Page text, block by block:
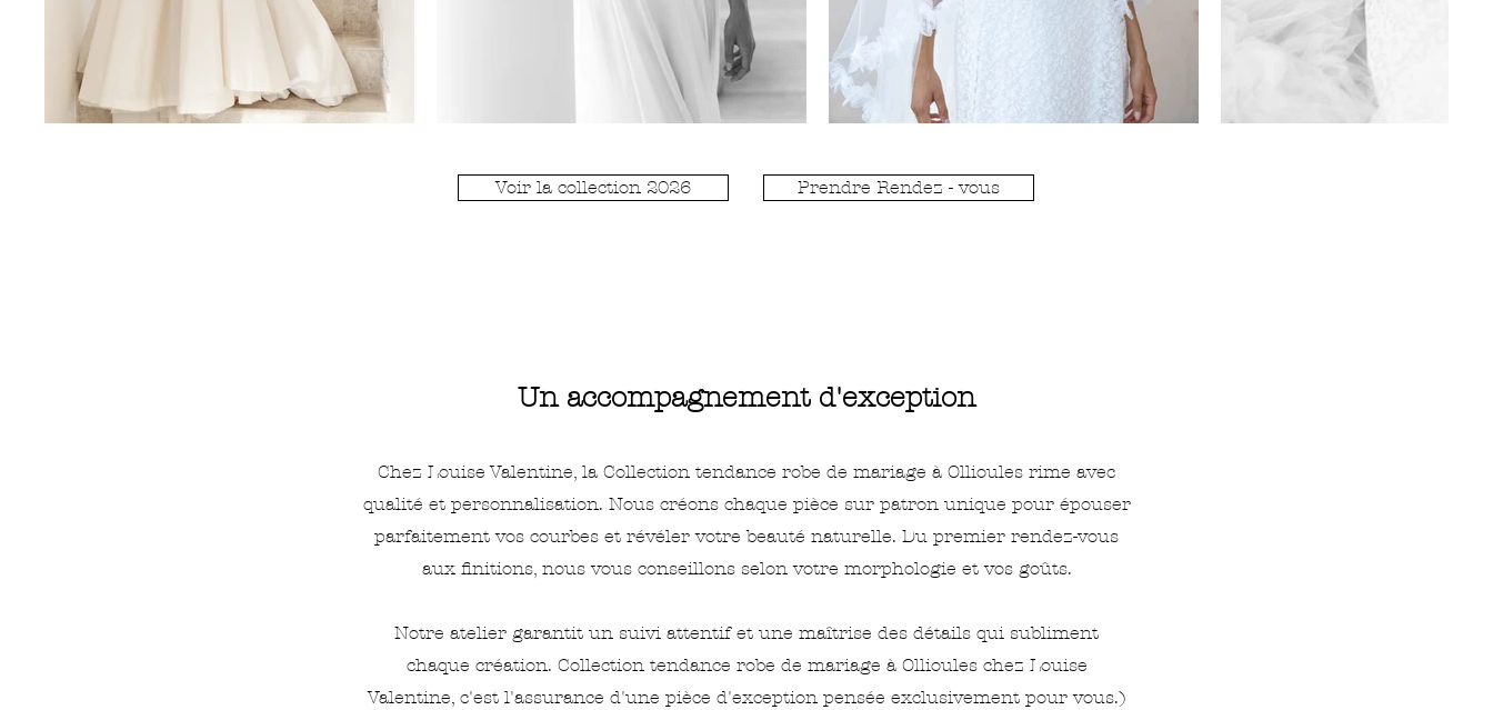
Voir la collection 2026 Prendre Rendez - vous
Un accompagnement d'exception
Chez Louise Valentine, la Collection tendance robe de mariage à Ollioules rime avec
qualité et personnalisation. Nous créons chaque pièce sur patron unique pour épouser
parfaitement vos courbes et révéler votre beauté naturelle. Du premier rendez-vous
aux finitions, nous vous conseillons selon votre morphologie et vos goûts.
Notre atelier garantit un suivi attentif et une maîtrise des détails qui subliment
chaque création. Collection tendance robe de mariage à Ollioules chez Louise
Valentine, c'est l'assurance d'une pièce d'exception pensée exclusivement pour vous.)